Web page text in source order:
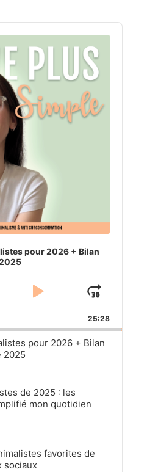
pour 2026 + Bilan
PLAY
PAUSE
25:28
pour 2026 + Bilan
2025
de 2025 : les
mon quotidien
favorites de
sociaux